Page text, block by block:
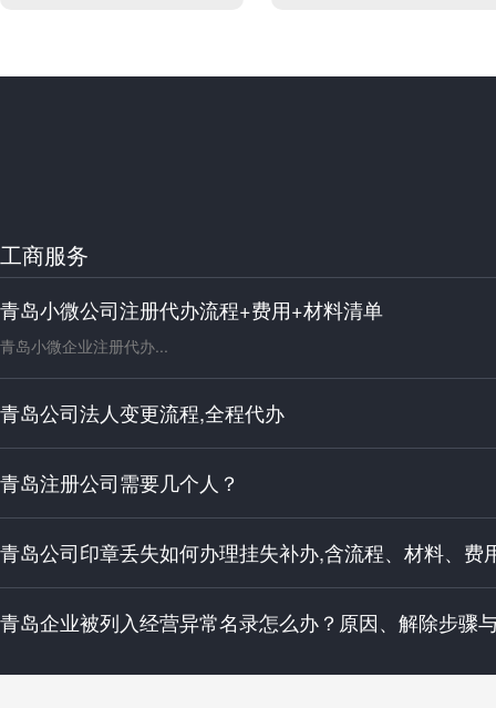
工商服务
青岛小微公司注册代办流程+费用+材料清单
青岛小微企业注册代办...
青岛公司法人变更流程,全程代办
青岛注册公司需要几个人？
青岛公司印章丢失如何办理挂失补办,含流程、材料、费
青岛企业被列入经营异常名录怎么办？原因、解除步骤